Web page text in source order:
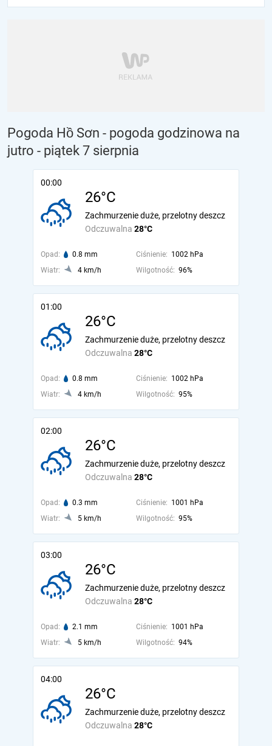
Pogoda Hồ Sơn - pogoda godzinowa na
jutro - piątek 7 sierpnia
00:00
26°C
Odczuwalna 28°C
Zachmurzenie duże, przelotny deszcz
Opad: 0.8 mm Ciśnienie: 1002 hPa
Wiatr:
4 km/h Wilgotność: 96%
01:00
26°C
Odczuwalna 28°C
Zachmurzenie duże, przelotny deszcz
Opad: 0.8 mm Ciśnienie: 1002 hPa
Wiatr:
4 km/h Wilgotność: 95%
02:00
26°C
Odczuwalna 28°C
Zachmurzenie duże, przelotny deszcz
Opad: 0.3 mm Ciśnienie: 1001 hPa
Wiatr:
5 km/h Wilgotność: 95%
03:00
26°C
Odczuwalna 28°C
Zachmurzenie duże, przelotny deszcz
Opad: 2.1 mm Ciśnienie: 1001 hPa
Wiatr:
5 km/h Wilgotność: 94%
04:00
26°C
Odczuwalna 28°C
Zachmurzenie duże, przelotny deszcz